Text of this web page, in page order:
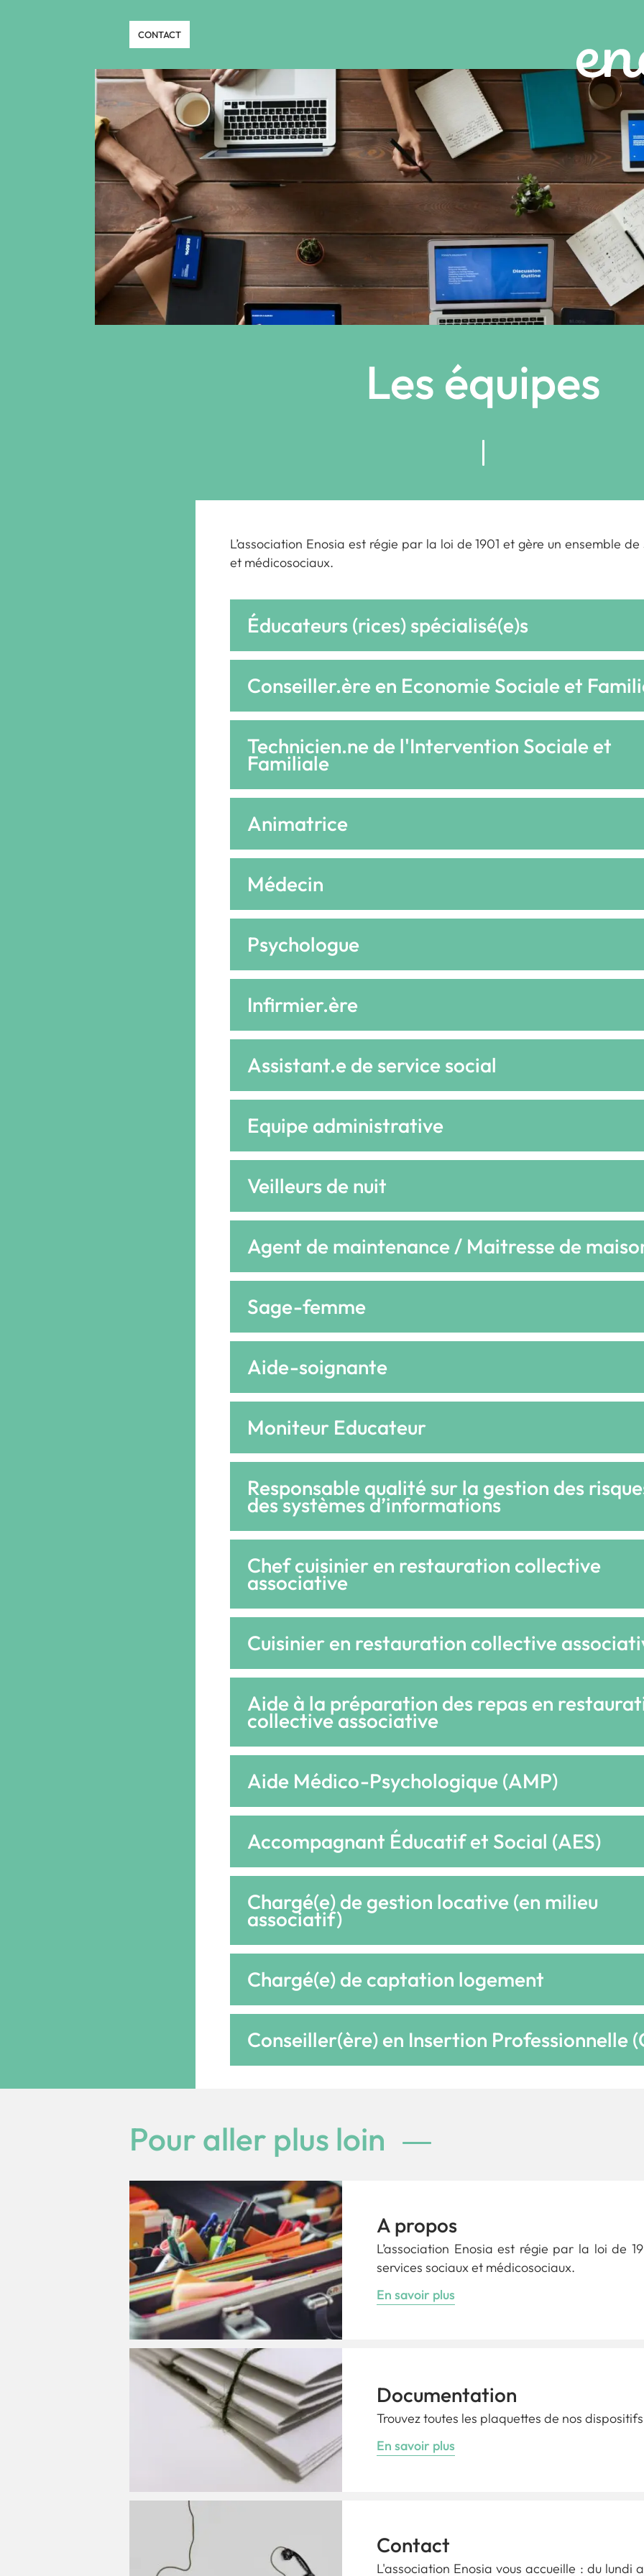
CONTACT
Les équipes
L’association Enosia est régie par la loi de 1901 et gère un ensemble
et médicosociaux.
Éducateurs (rices) spécialisé(e)s
Conseiller.ère en Economie Sociale et
Technicien.ne de l'Intervention Sociale et
Familiale
Animatrice
Médecin
Psychologue
Infirmier.ère
Assistant.e de service social
Equipe administrative
Veilleurs de nuit
Agent de maintenance / Maitresse de
Sage-femme
Aide-soignante
Moniteur Educateur
Responsable qualité sur la gestion des
des systèmes d’informations
Chef cuisinier en restauration collective
associative
Cuisinier en restauration collective
Aide à la préparation des repas en
collective associative
Aide Médico-Psychologique (AMP)
Accompagnant Éducatif et Social (AES)
Chargé(e) de gestion locative (en milieu
associatif)
Chargé(e) de captation logement
Conseiller(ère) en Insertion Professionnelle
Pour aller plus loin
A propos
L’association Enosia est régie par la loi de
services sociaux et médicosociaux.
En savoir plus
Documentation
Trouvez toutes les plaquettes de nos
En savoir plus
Contact
L'association Enosia vous accueille : du lundi